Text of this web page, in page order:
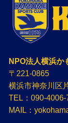
NPO法人横浜か
〒221-0865
横浜市神奈川区
TEL：090-4006-
MAIL：